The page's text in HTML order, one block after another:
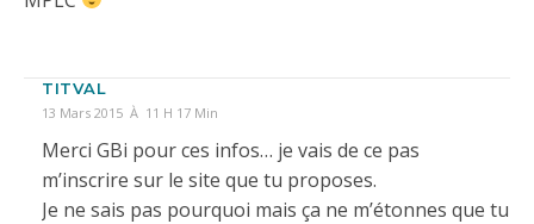
TITVAL
13 Mars 2015 À 11 H 17 Min
Merci GBi pour ces infos… je vais de ce pas
m’inscrire sur le site que tu proposes.
Je ne sais pas pourquoi mais ça ne m’étonnes que tu